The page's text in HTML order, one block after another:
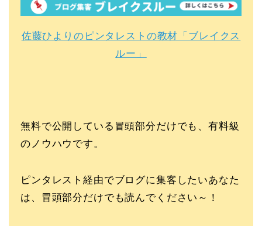
佐藤ひよりのピンタレストの教材「ブレイクス
ルー」
無料で公開している冒頭部分だけでも、有料級
のノウハウです。
ピンタレスト経由でブログに集客したいあなた
は、冒頭部分だけでも読んでください～！